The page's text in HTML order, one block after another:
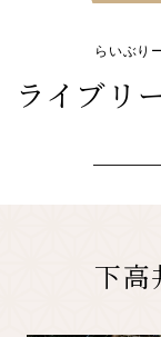
神社婚会
和婚コラム
らいぶり
ライブリ
下高